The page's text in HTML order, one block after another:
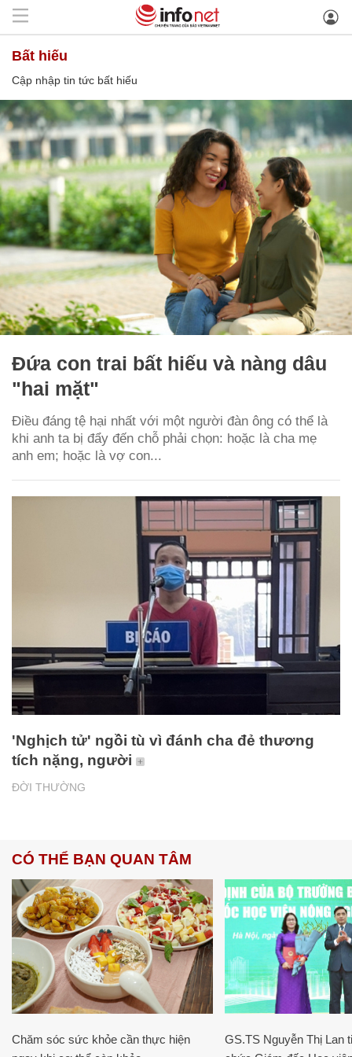
bất hiếu
Cập nhập tin tức bất hiếu
Đứa con trai bất hiếu và nàng dâu
"hai mặt"
Điều đáng tệ hại nhất với một người đàn ông có thể là
khi anh ta bị đẩy đến chỗ phải chọn: hoặc là cha mẹ
anh em; hoặc là vợ con...
ĐỜI THƯỜNG
'Nghịch tử' ngồi tù vì đánh cha đẻ thương
tích nặng, người
CÓ THỂ BẠN QUAN TÂM
Chăm sóc sức khỏe cần thực hiện
GS.TS Nguyễn Thị Lan